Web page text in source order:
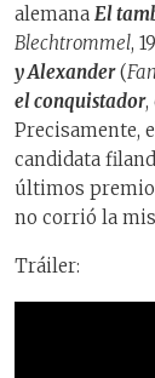
alemana El
Blechtrommel,
y Alexander(
el conquistador,
Precisamente,
candidata
últimos
no corrió la
Tráiler: